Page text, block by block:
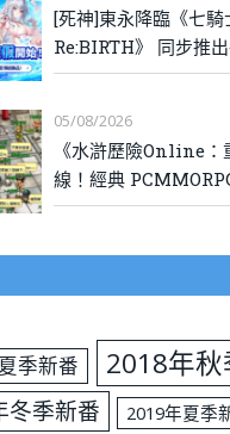
[死神]東永降臨《七騎
Re:BIRTH》 同步推
05/08/2026
《水滸歷險Online：
線！經典
季新番 2018年
冬季新番
2019年夏季